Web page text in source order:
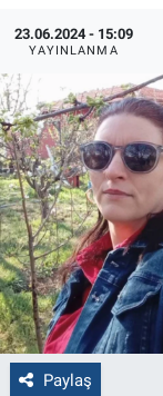
23.06.2024 - 15:09
YAYINLANMA
Paylaş
Politika
Bilecik
Kütahya
Gezi
Genel
Çevre
Yerel